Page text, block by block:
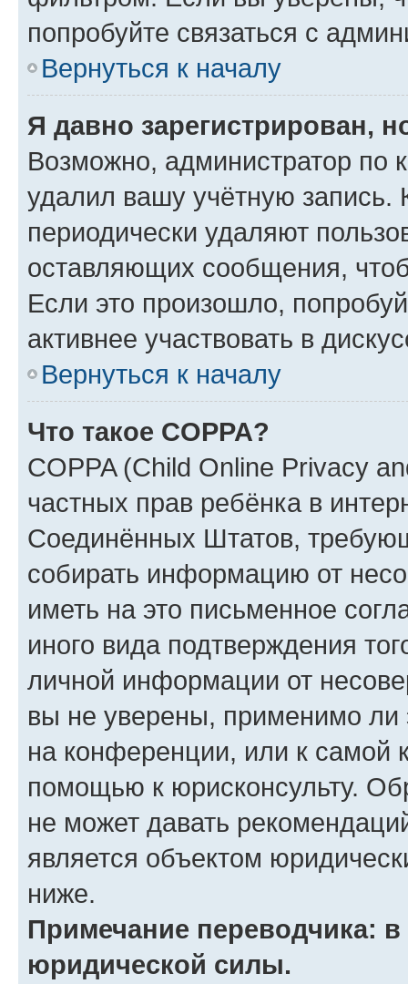
попробуйте связаться с
Вернуться к началу
Я давно зарегистрирован,
Возможно, администратор по
удалил вашу учётную запись.
периодически удаляют
оставляющих сообщения,
Если это произошло,
активнее участвовать в
Вернуться к началу
Что такое COPPA?
COPPA (Child Online Privacy
частных прав ребёнка в
Соединённых Штатов,
собирать информацию от
иметь на это письменное
иного вида подтверждения
личной информации от
вы не уверены, применимо ли
на конференции, или к самой
помощью к юрисконсульту.
не может давать
является объектом
ниже.
Примечание переводчика:
юридической силы.